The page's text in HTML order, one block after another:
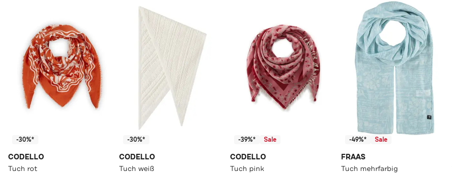
-30%*
CODELLO
Tuch rot
-30%*
CODELLO
Tuch weiß
-39%* Sale
CODELLO
Tuch pink
-49%* Sale
FRAAS
Tuch mehrfarbig